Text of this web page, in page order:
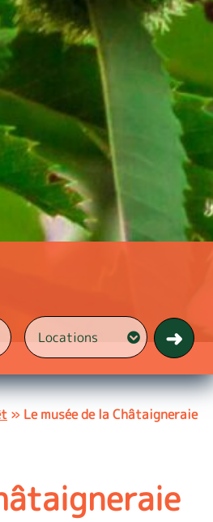
» Le musée de la Châtaigneraie